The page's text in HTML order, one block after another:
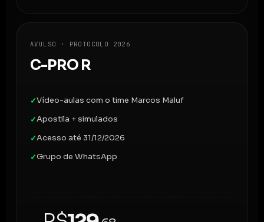
AVULSO · PROTOCOLO 2026
C-PRO R
✓Vídeo-aulas com o time Marcos Maluf
✓Apostila + simulados
✓Acesso até 31/12/2026
✓Grupo de WhatsApp